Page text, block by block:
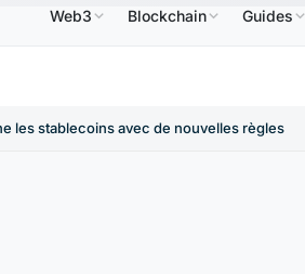
USDC0,9995 $US↑0.00% XRP XRP1,09 $US
Web3 Blockchain Guides
les stablecoins avec de nouvelles règles